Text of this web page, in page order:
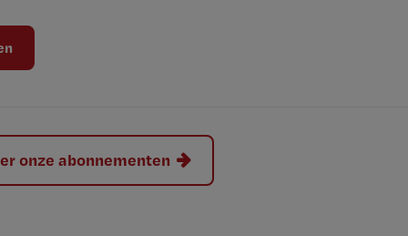
onze abonnementen